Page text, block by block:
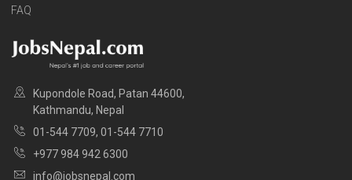
FAQ
Kupondole Road, Patan 44600,
Kathmandu, Nepal
01-544 7709, 01-544 7710
+977 984 942 6300
info@jobsnepal.com